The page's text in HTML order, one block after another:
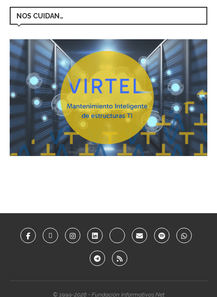
NOS CUIDAN…
© 1999-2026 • Fundación Informativos.Net